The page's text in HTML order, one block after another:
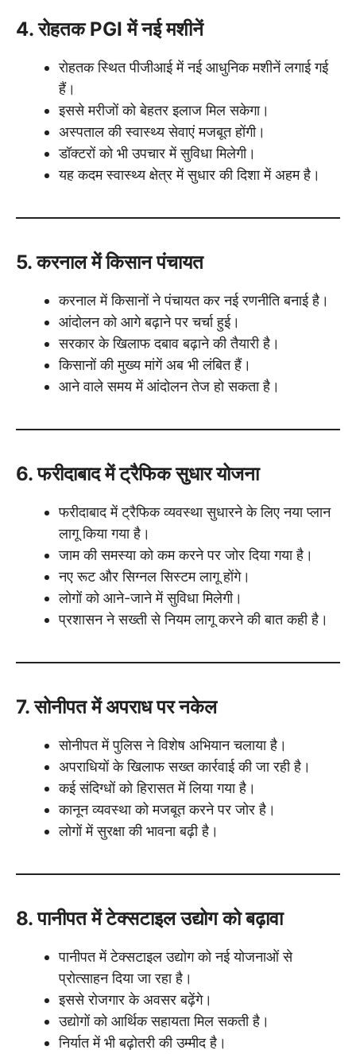
4. रोहतक PGI में नई मशीनें
रोहतक स्थित पीजीआई में नई आधुनिक मशीनें लगाई गई
हैं।
इससे मरीजों को बेहतर इलाज मिल सकेगा।
अस्पताल की स्वास्थ्य सेवाएं मजबूत होंगी।
डॉक्टरों को भी उपचार में सुविधा मिलेगी।
यह कदम स्वास्थ्य क्षेत्र में सुधार की दिशा में अहम है।
5. करनाल में किसान पंचायत
करनाल में किसानों ने पंचायत कर नई रणनीति बनाई है।
आंदोलन को आगे बढ़ाने पर चर्चा हुई।
सरकार के खिलाफ दबाव बढ़ाने की तैयारी है।
किसानों की मुख्य मांगें अब भी लंबित हैं।
आने वाले समय में आंदोलन तेज हो सकता है।
6. फरीदाबाद में ट्रैफिक सुधार योजना
फरीदाबाद में ट्रैफिक व्यवस्था सुधारने के लिए नया प्लान
लागू किया गया है।
जाम की समस्या को कम करने पर जोर दिया गया है।
नए रूट और सिग्नल सिस्टम लागू होंगे।
लोगों को आने-जाने में सुविधा मिलेगी।
प्रशासन ने सख्ती से नियम लागू करने की बात कही है।
7. सोनीपत में अपराध पर नकेल
सोनीपत में पुलिस ने विशेष अभियान चलाया है।
अपराधियों के खिलाफ सख्त कार्रवाई की जा रही है।
कई संदिग्धों को हिरासत में लिया गया है।
कानून व्यवस्था को मजबूत करने पर जोर है।
लोगों में सुरक्षा की भावना बढ़ी है।
8. पानीपत में टेक्सटाइल उद्योग को बढ़ावा
पानीपत में टेक्सटाइल उद्योग को नई योजनाओं से
प्रोत्साहन दिया जा रहा है।
इससे रोजगार के अवसर बढ़ेंगे।
उद्योगों को आर्थिक सहायता मिल सकती है।
निर्यात में भी बढ़ोतरी की उम्मीद है।